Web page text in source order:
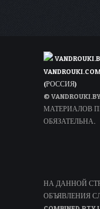
(РОССИЯ)
©
МАТЕРИАЛОВ
ОБЯЗАТЕЛЬНА.
НА ДАННОЙ
ОБЪЯВЛЕНИЯ